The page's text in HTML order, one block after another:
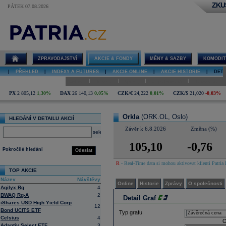
PÁTEK 07.08.2026
Orkla graf
ZPRAVODAJSTVÍ AKCIE & FONDY MĚNY & SAZBY
PŘEHLED INDEXY A FUTURES AKCIE ONLINE AKCIE HISTORIE
PX 2 805,12 1,30% DAX 26 140,13 0,05% CZK/€ 24,222 0,01% CZK/$ 21,020 -0,03%
HLEDÁNÍ V DETAILU AKCIÍ
select
Odeslat
Pokročilé hledání
TOP AKCIE
Název
Návštěvy
Agilyx Rg
4
BWAQ Rg-A
2
iShares USD High Yield Corp
Bond UCITS ETF
12
Celsius
4
Orkla (ORK.OL, Oslo)
Závěr k 6.8.2026 Změna (%)
105,10 -0,76
R - Real-Time data si mohou aktivovat klienti
Online Historie Zprávy O společnosti
Detail Graf
Typ grafu